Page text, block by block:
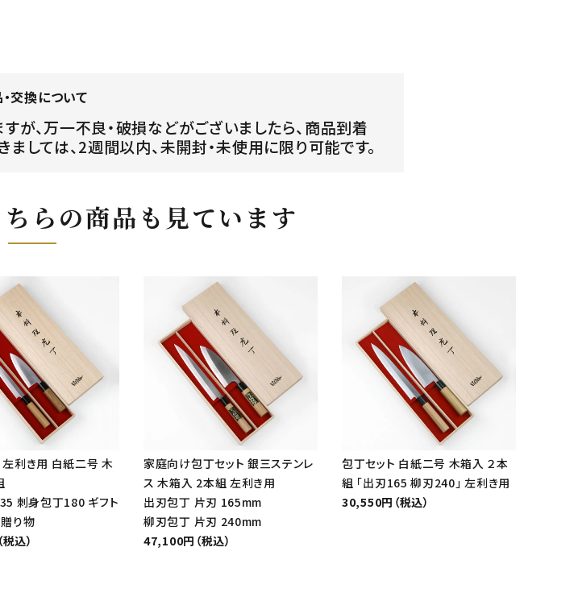
交換について
が、万一不良・破損などがございましたら、商品到着
しては、2週間以内、未開封・未使用に限り可能です。
らの商品も見ています
左利き用 白紙二号 木
刺身包丁180 ギフト
り物
込）
家庭向け包丁セット 銀三ステンレ
ス 木箱入 2本組 左利き用
出刃包丁 片刃 165mm
柳刃包丁 片刃 240mm
47,100円（税込）
包丁セット 白紙二号 木箱入 ２本
組 「出刃165 柳刃240」 左利き用
30,550円（税込）